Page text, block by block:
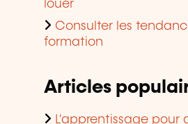
louer
Consulter les
formation
Articles
L'apprentissage pour